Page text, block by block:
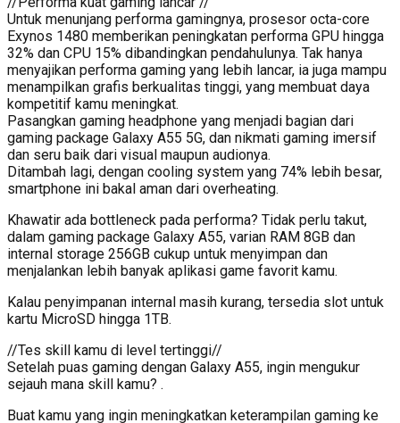
Untuk menunjang performa gamingnya, prosesor octa-core
Exynos 1480 memberikan peningkatan performa GPU hingga
32% dan CPU 15% dibandingkan pendahulunya. Tak hanya
menyajikan performa gaming yang lebih lancar, ia juga mampu
menampilkan grafis berkualitas tinggi, yang membuat daya
kompetitif kamu meningkat.
Pasangkan gaming headphone yang menjadi bagian dari
gaming package Galaxy A55 5G, dan nikmati gaming imersif
dan seru baik dari visual maupun audionya.
Ditambah lagi, dengan cooling system yang 74% lebih besar,
smartphone ini bakal aman dari overheating.
Khawatir ada bottleneck pada performa? Tidak perlu takut,
dalam gaming package Galaxy A55, varian RAM 8GB dan
internal storage 256GB cukup untuk menyimpan dan
menjalankan lebih banyak aplikasi game favorit kamu.
Kalau penyimpanan internal masih kurang, tersedia slot untuk
kartu MicroSD hingga 1TB.
//Tes skill kamu di level tertinggi//
Setelah puas gaming dengan Galaxy A55, ingin mengukur
sejauh mana skill kamu? .
Buat kamu yang ingin meningkatkan keterampilan gaming ke